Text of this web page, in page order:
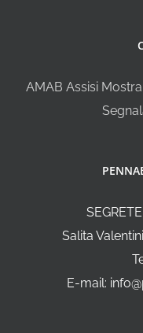
AMAB Assisi
Salita
E-mail: